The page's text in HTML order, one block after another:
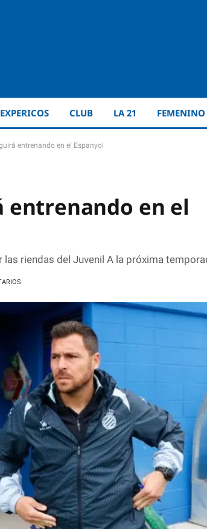
EXPERICOS CLUB LA 21 FEMENINO
entrenando en el Espanyol
entrenando en el
las riendas del Juvenil A la próxima